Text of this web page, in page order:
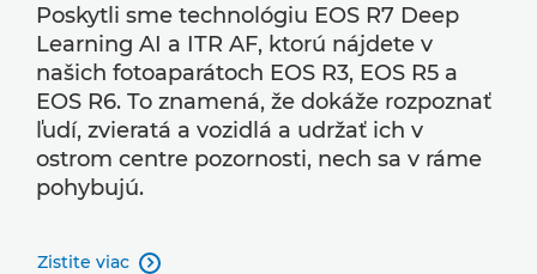
Poskytli sme technológiu EOS R7 Deep
Learning AI a ITR AF, ktorú nájdete v
našich fotoaparátoch EOS R3, EOS R5 a
EOS R6. To znamená, že dokáže rozpoznať
ľudí, zvieratá a vozidlá a udržať ich v
ostrom centre pozornosti, nech sa v ráme
pohybujú.
Zistite viac 